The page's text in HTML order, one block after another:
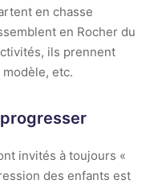
en chasse
en Rocher du
ils prennent
etc.
invités à toujours «
des enfants est